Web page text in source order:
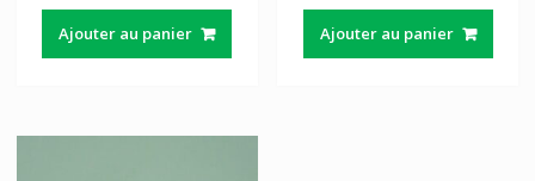
Ajouter au panier Ajouter au panier